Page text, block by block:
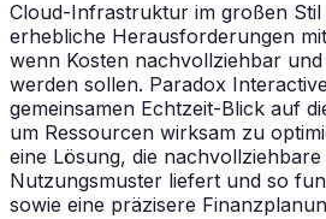
Cloud-Infrastruktur im großen
erhebliche Herausforderungen
wenn Kosten nachvollziehbar
werden sollen. Paradox
gemeinsamen Echtzeit-Blick auf
um Ressourcen wirksam zu
eine Lösung, die
Nutzungsmuster liefert und so
sowie eine präzisere